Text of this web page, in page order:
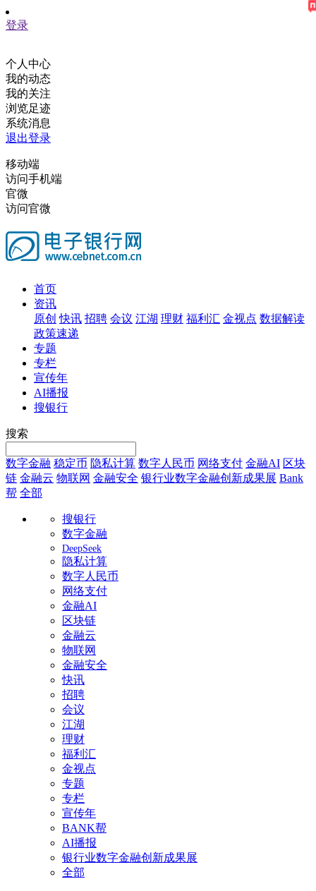
登录
个人中心
我的动态
我的关注
浏览足迹
系统消息
退出登录
移动端
访问手机端
官微
访问官微
首页
资讯
原创 快讯 招聘 会议 江湖 理财 福利汇 金视点 数据解读
政策速递
专题
专栏
宣传年
AI播报
搜银行
搜索
数字金融 稳定币 隐私计算 数字人民币 网络支付 金融AI 区块
链 金融云 物联网 金融安全 银行业数字金融创新成果展 Bank
帮 全部
搜银行
数字金融
DeepSeek
隐私计算
数字人民币
网络支付
金融AI
区块链
金融云
物联网
金融安全
快讯
招聘
会议
江湖
理财
福利汇
金视点
专题
专栏
宣传年
BANK帮
AI播报
银行业数字金融创新成果展
全部